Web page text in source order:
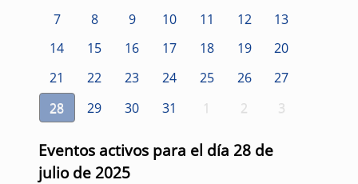
7
8 9 10 11 12
13
14
15 16 17 18 19
20
21
22 23 24 25 26
27
28
29 30 31 1 2 3
Eventos activos para el día 28 de
julio de 2025